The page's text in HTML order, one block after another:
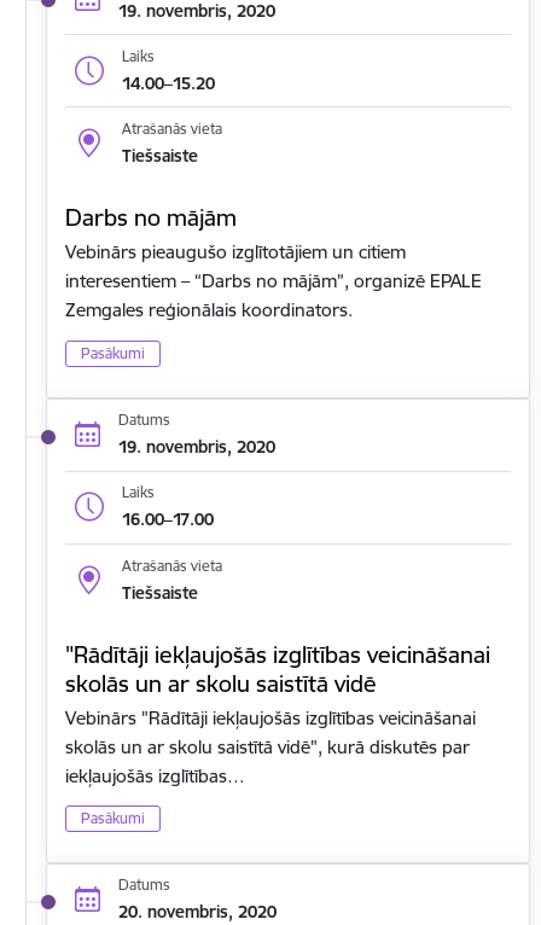
19. novembris, 2020
Laiks
14.00–15.20
Atrašanās vieta
Tiešsaiste
Darbs no mājām
Vebinārs pieaugušo izglītotājiem un citiem
interesentiem – “Darbs no mājām”, organizē EPALE
Zemgales reģionālais koordinators.
Pasākumi
Datums
19. novembris, 2020
Laiks
16.00–17.00
Atrašanās vieta
Tiešsaiste
"Rādītāji iekļaujošās izglītības veicināšanai
skolās un ar skolu saistītā vidē
Vebinārs "Rādītāji iekļaujošās izglītības veicināšanai
skolās un ar skolu saistītā vidē", kurā diskutēs par
iekļaujošās izglītības…
Pasākumi
Datums
20. novembris, 2020